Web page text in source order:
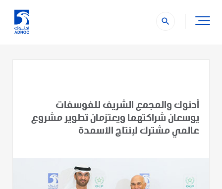
search
أدنوك والمجمع الشريف للفوسفات
يوسعان شراكتهما ويعتزمان تطوير مشروع
عالمي مشترك لإنتاج الأسمدة